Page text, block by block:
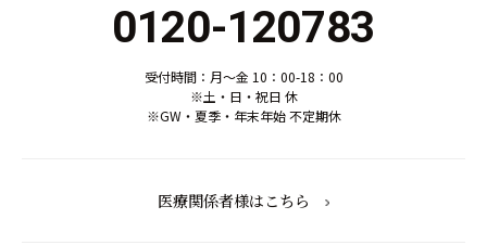
0120-120783
受付時間：月～金 10：00-18：00
※土・日・祝日 休
※GW・夏季・年末年始 不定期休
医療関係者様はこちら